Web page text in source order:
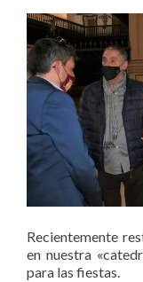
Recientemente
en nuestra
para las fiestas.